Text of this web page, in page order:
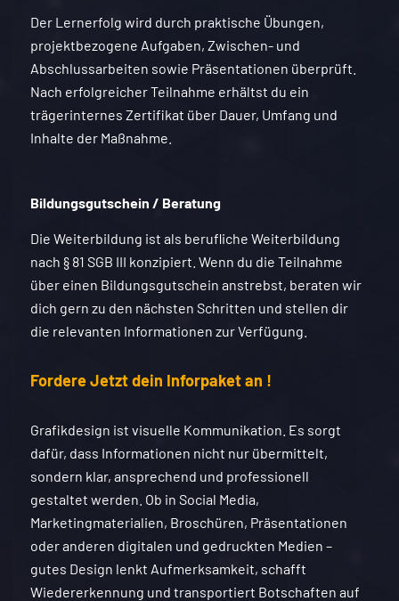
Der Lernerfolg wird durch praktische Übungen,
projektbezogene Aufgaben, Zwischen- und
Abschlussarbeiten sowie Präsentationen überprüft.
Nach erfolgreicher Teilnahme erhältst du ein
trägerinternes Zertifikat über Dauer, Umfang und
Inhalte der Maßnahme.
Bildungsgutschein / Beratung
Die Weiterbildung ist als berufliche Weiterbildung
nach § 81 SGB III konzipiert. Wenn du die Teilnahme
über einen Bildungsgutschein anstrebst, beraten wir
dich gern zu den nächsten Schritten und stellen dir
die relevanten Informationen zur Verfügung.
Fordere Jetzt dein Inforpaket an !
Grafikdesign ist visuelle Kommunikation. Es sorgt
dafür, dass Informationen nicht nur übermittelt,
sondern klar, ansprechend und professionell
gestaltet werden. Ob in Social Media,
Marketingmaterialien, Broschüren, Präsentationen
oder anderen digitalen und gedruckten Medien –
gutes Design lenkt Aufmerksamkeit, schafft
Wiedererkennung und transportiert Botschaften auf